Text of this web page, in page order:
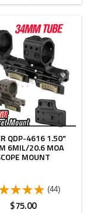
QDP-4616 1.50"
6MIL/20.6 MOA
MOUNT
(44)
価
$75.00